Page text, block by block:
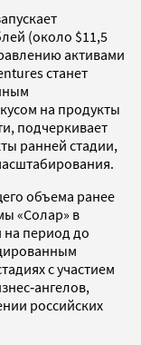
(около $11,5
активами
станет
на продукты
подчеркивает
ранней стадии,
объема ранее
«Солар» в
на период до
с участием
российских